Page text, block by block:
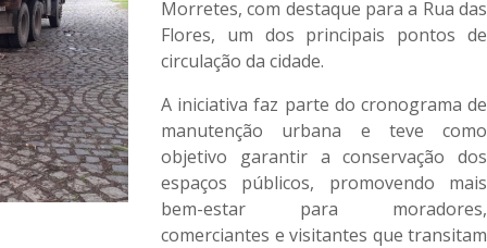
Morretes, com destaque para a Rua das
Flores, um dos principais pontos de
circulação da cidade.
A iniciativa faz parte do cronograma de
manutenção urbana e teve como
objetivo garantir a conservação dos
espaços públicos, promovendo mais
bem-estar para moradores,
comerciantes e visitantes que transitam